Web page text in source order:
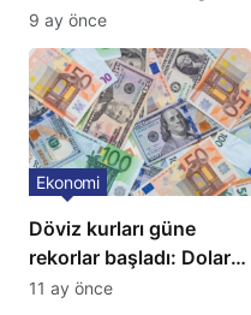
için Türkiye’de
‘Mükemmeliyet Merkezi’
kuruyor
9 ay önce
Döviz kurları güne
rekorlar başladı: Dolar
ve euro sert yükseldi
Ekonomi
11 ay önce